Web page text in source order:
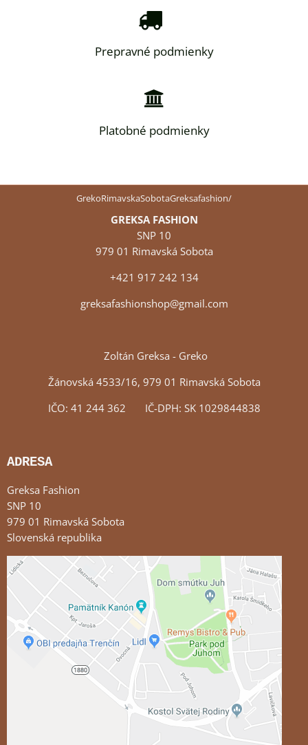
Prepravné podmienky
Platobné podmienky
GrekoRimavskaSobotaGreksafashion/
GREKSA FASHION
SNP 10
979 01 Rimavská Sobota
+421 917 242 134
greksafashionshop@gmail.com
Zoltán Greksa - Greko
Žánovská 4533/16, 979 01 Rimavská Sobota
IČO: 41 244 362 IČ-DPH: SK 1029844838
ADRESA
Greksa Fashion
SNP 10
979 01 Rimavská Sobota
Slovenská republika
Externý obsah je blokovaný Voľbami súkromia
Prajete si načítať externý obsah?
Povoliť tentokrát
Povoliť a zapamätať - súhlas s druhom cookie:
Funkčné
Otvoriť obsah v novom okne